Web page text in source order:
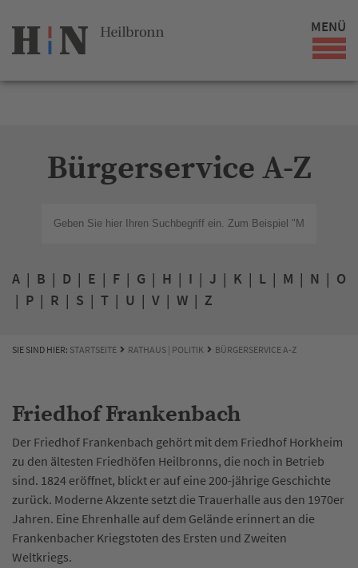
MENÜ
Bürgerservice A-Z
A | B | D | E | F | G | H | I | J | K | L | M | N | O
| P | R | S | T | U | V | W | Z
SIE SIND HIER: STARTSEITE RATHAUS | POLITIK BÜRGERSERVICE A-Z
Friedhof Frankenbach
Der Friedhof Frankenbach gehört mit dem Friedhof Horkheim
zu den ältesten Friedhöfen Heilbronns, die noch in Betrieb
sind. 1824 eröffnet, blickt er auf eine 200-jährige Geschichte
zurück. Moderne Akzente setzt die Trauerhalle aus den 1970er
Jahren. Eine Ehrenhalle auf dem Gelände erinnert an die
Frankenbacher Kriegstoten des Ersten und Zweiten
Weltkriegs.